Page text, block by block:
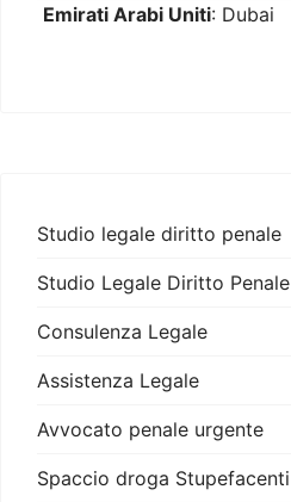
Emirati Arabi Uniti: Dubai
Studio legale diritto penale
Studio Legale Diritto Penale
Consulenza Legale
Assistenza Legale
Avvocato penale urgente
Spaccio droga Stupefacenti